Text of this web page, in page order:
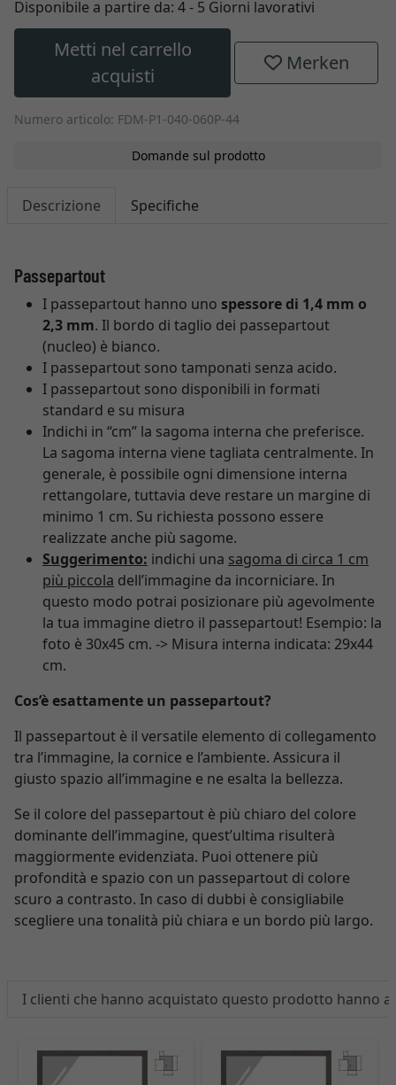
Disponibile a partire da: 4 - 5 Giorni lavorativi
Metti nel carrello
acquisti
Merken
Numero articolo: FDM-P1-040-060P-44
Domande sul prodotto
Descrizione Specifiche
Passepartout
I passepartout hanno uno spessore di 1,4 mm o
2,3 mm. Il bordo di taglio dei passepartout
(nucleo) è bianco.
I passepartout sono tamponati senza acido.
I passepartout sono disponibili in formati
standard e su misura
Indichi in “cm” la sagoma interna che preferisce.
La sagoma interna viene tagliata centralmente. In
generale, è possibile ogni dimensione interna
rettangolare, tuttavia deve restare un margine di
minimo 1 cm. Su richiesta possono essere
realizzate anche più sagome.
Suggerimento: indichi una sagoma di circa 1 cm
più piccola dell’immagine da incorniciare. In
questo modo potrai posizionare più agevolmente
la tua immagine dietro il passepartout! Esempio: la
foto è 30x45 cm. -> Misura interna indicata: 29x44
cm.
Cos’è esattamente un passepartout?
Il passepartout è il versatile elemento di collegamento
tra l’immagine, la cornice e l’ambiente. Assicura il
giusto spazio all’immagine e ne esalta la bellezza.
Se il colore del passepartout è più chiaro del colore
dominante dell’immagine, quest’ultima risulterà
maggiormente evidenziata. Puoi ottenere più
profondità e spazio con un passepartout di colore
scuro a contrasto. In caso di dubbi è consigliabile
scegliere una tonalità più chiara e un bordo più largo.
I clienti che hanno acquistato questo prodotto hanno